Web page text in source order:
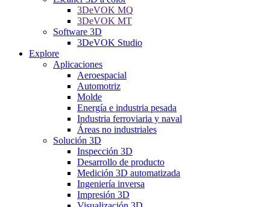
3DeVOK MQ
3DeVOK MT
Software 3D
3DeVOK Studio
Explore
Aplicaciones
Aeroespacial
Automotriz
Molde
Energía e industria pesada
Industria ferroviaria y naval
Áreas no industriales
Solución 3D
Inspección 3D
Desarrollo de producto
Medición 3D automatizada
Ingeniería inversa
Impresión 3D